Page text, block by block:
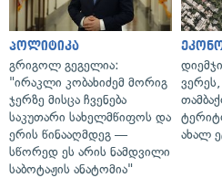
პოლიტიკა
გრიგოლ გეგელია:
"ირაკლი კობახიძემ მორიგ
ჯერზე მისცა ჩვენება
საკუთარი სახელმწიფოს და
ერის წინააღმდეგ —
სწორედ ეს არის ნამდვილი
საბოტაჟის ანატომია"
ვერეს,
ახალ